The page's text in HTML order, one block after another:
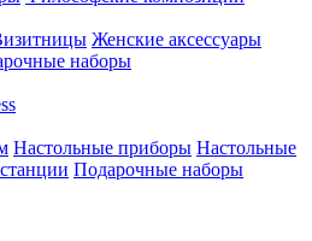
Женские аксессуары
наборы
Настольные приборы Настольные
Подарочные наборы